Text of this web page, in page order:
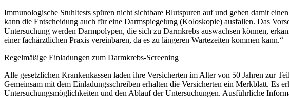
Immunologische Stuhltests spüren nicht sichtbare Blutspuren auf und geben damit
kann die Entscheidung auch für eine Darmspiegelung (Koloskopie) ausfallen. Das
Untersuchung werden Darmpolypen, die sich zu Darmkrebs auswachsen können,
einer fachärztlichen Praxis vereinbaren, da es zu längeren Wartezeiten kommen kann.“
Regelmäßige Einladungen zum Darmkrebs-Screening
Alle gesetzlichen Krankenkassen laden ihre Versicherten im Alter von 50 Jahren zur
Gemeinsam mit dem Einladungsschreiben erhalten die Versicherten ein Merkblatt. Es
Untersuchungsmöglichkeiten und den Ablauf der Untersuchungen. Ausführliche